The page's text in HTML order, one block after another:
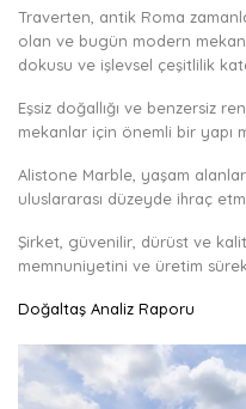
Traverten, antik Roma
olan ve bugün modern
dokusu ve işlevsel çeşitlilik
Eşsiz doğallığı ve benzersiz
mekanlar için önemli bir yapı
Alistone Marble, yaşam
uluslararası düzeyde ihraç
Şirket, güvenilir, dürüst ve
memnuniyetini ve üretim
Doğaltaş Analiz Raporu